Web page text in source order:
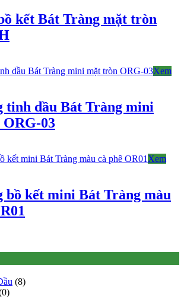
kết Bát Tràng mặt tròn
Xem
tinh dầu Bát Tràng mini
03
Xem
bồ kết mini Bát Tràng màu
(8)